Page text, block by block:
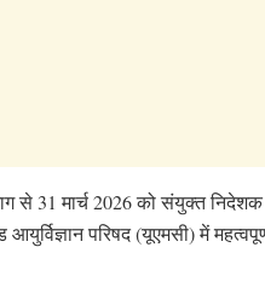
से 31 मार्च 2026 को संयुक्त
परिषद (यूएमसी) में